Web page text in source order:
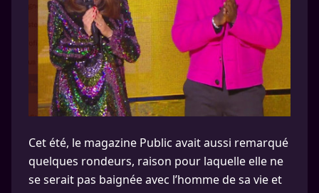
Cet été, le magazine Public avait aussi remarqué
quelques rondeurs, raison pour laquelle elle ne
se serait pas baignée avec l’homme de sa vie et